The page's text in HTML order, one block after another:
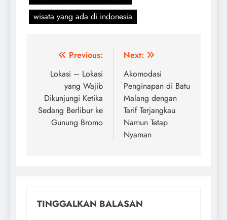
wisata yang ada di indonesia
Navigasi
pos
Previous:
Lokasi – Lokasi
yang Wajib
Dikunjungi Ketika
Sedang Berlibur ke
Gunung Bromo
Next:
Akomodasi
Penginapan di Batu
Malang dengan
Tarif Terjangkau
Namun Tetap
Nyaman
TINGGALKAN BALASAN